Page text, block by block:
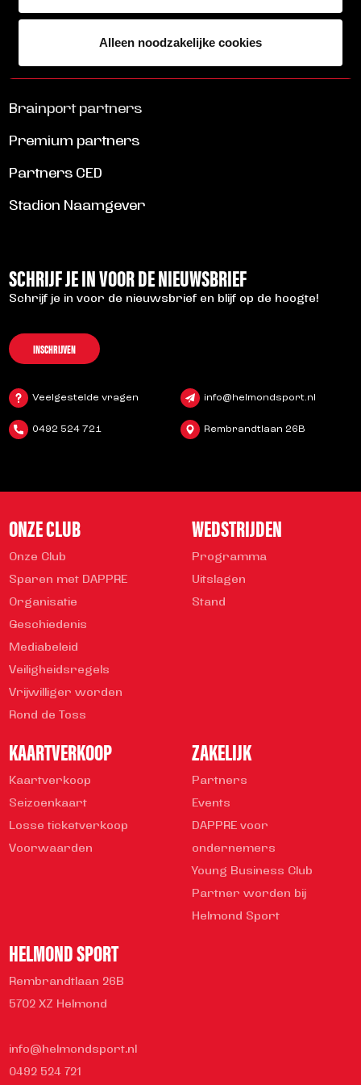
Alleen noodzakelijke cookies
Brainport partners
Premium partners
Partners CED
Stadion Naamgever
SCHRIJF JE IN VOOR DE NIEUWSBRIEF
Schrijf je in voor de nieuwsbrief en blijf op de hoogte!
INSCHRIJVEN
Veelgestelde vragen info@helmondsport.nl
0492 524 721 Rembrandtlaan 26B
ONZE CLUB
Onze Club
Sparen met DAPPRE
Organisatie
Geschiedenis
Mediabeleid
Veiligheidsregels
Vrijwilliger worden
Rond de Toss
WEDSTRIJDEN
Programma
Uitslagen
Stand
KAARTVERKOOP
Kaartverkoop
Seizoenkaart
Losse ticketverkoop
Voorwaarden
ZAKELIJK
Partners
Events
DAPPRE voor
ondernemers
Young Business Club
Partner worden bij
Helmond Sport
HELMOND SPORT
Rembrandtlaan 26B
5702 XZ Helmond
info@helmondsport.nl
0492 524 721